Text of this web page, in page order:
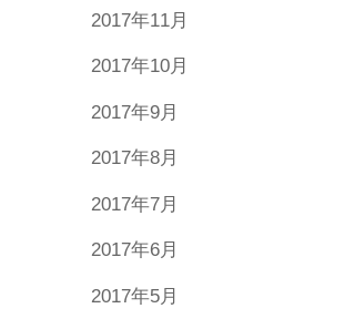
2017年11月
2017年10月
2017年9月
2017年8月
2017年7月
2017年6月
2017年5月